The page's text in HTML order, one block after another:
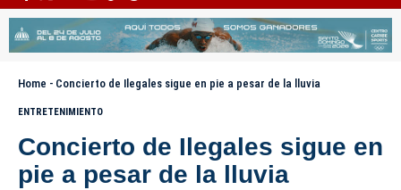
Home - Concierto de Ilegales sigue en pie a pesar de la lluvia
ENTRETENIMIENTO
Concierto de Ilegales sigue en
pie a pesar de la lluvia